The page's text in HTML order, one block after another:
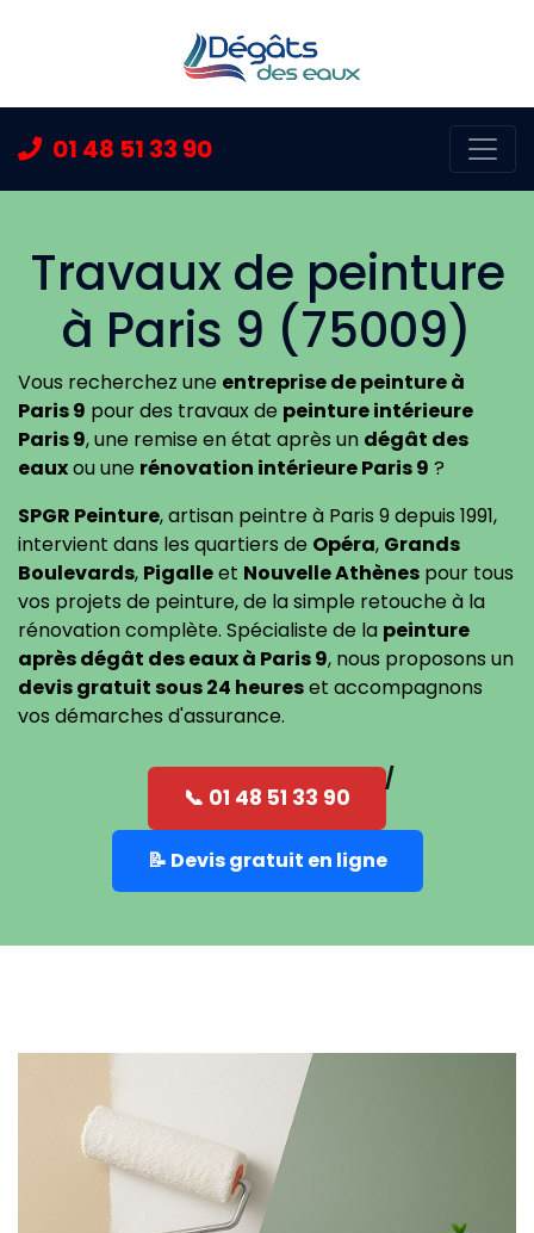
01 48 51 33 90
Travaux de peinture
à Paris 9 (75009)
Vous recherchez une entreprise de peinture à
Paris 9 pour des travaux de peinture intérieure
Paris 9, une remise en état après un dégât des
eauxou une rénovation intérieure Paris 9 ?
SPGR Peinture, artisan peintre à Paris 9 depuis 1991,
intervient dans les quartiers de Opéra, Grands
Boulevards, Pigalleet Nouvelle Athènes pour tous
vos projets de peinture, de la simple retouche à la
rénovation complète. Spécialiste de la peinture
après dégât des eaux à Paris 9, nous proposons un
devis gratuit sous 24 heureset accompagnons
vos démarches d'assurance.
📞 01 48 51 33 90
📝 Devis gratuit en ligne